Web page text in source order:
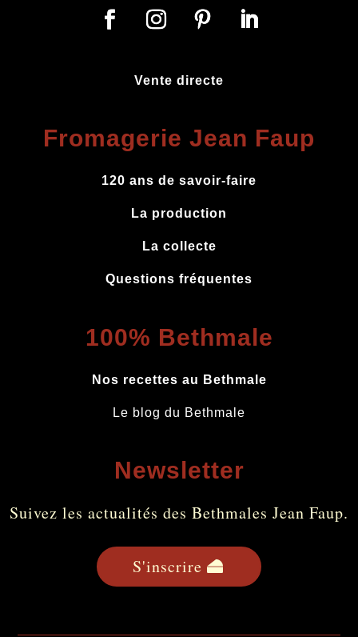
Vente directe
Fromagerie Jean Faup
120 ans de savoir-faire
La production
La collecte
Questions fréquentes
100% Bethmale
Nos recettes au Bethmale
Le blog du Bethmale
Newsletter
Suivez les actualités des Bethmales Jean Faup.
S'inscrire